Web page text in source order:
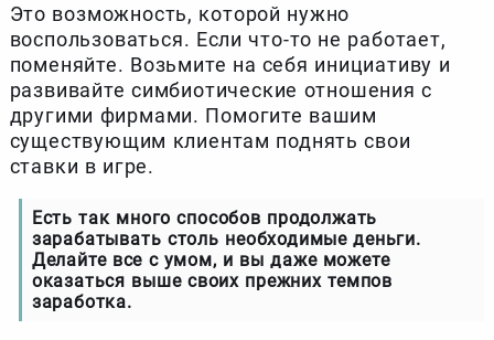
Это возможность, которой нужно
воспользоваться. Если что-то не работает,
поменяйте. Возьмите на себя инициативу и
развивайте симбиотические отношения с
другими фирмами. Помогите вашим
существующим клиентам поднять свои
ставки в игре.
Есть так много способов продолжать
зарабатывать столь необходимые деньги.
Делайте все с умом, и вы даже можете
оказаться выше своих прежних темпов
заработка.